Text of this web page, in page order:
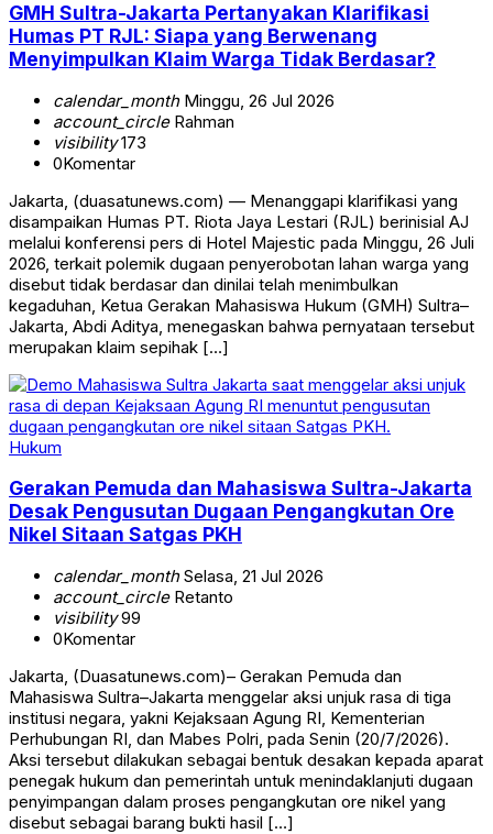
GMH Sultra-Jakarta Pertanyakan Klarifikasi
Humas PT RJL: Siapa yang Berwenang
Menyimpulkan Klaim Warga Tidak Berdasar?
calendar_monthMinggu, 26 Jul 2026
account_circleRahman
visibility173
0Komentar
Jakarta, (duasatunews.com) — Menanggapi klarifikasi yang
disampaikan Humas PT. Riota Jaya Lestari (RJL) berinisial AJ
melalui konferensi pers di Hotel Majestic pada Minggu, 26 Juli
2026, terkait polemik dugaan penyerobotan lahan warga yang
disebut tidak berdasar dan dinilai telah menimbulkan
kegaduhan, Ketua Gerakan Mahasiswa Hukum (GMH) Sultra–
Jakarta, Abdi Aditya, menegaskan bahwa pernyataan tersebut
merupakan klaim sepihak […]
Hukum
Gerakan Pemuda dan Mahasiswa Sultra-Jakarta
Desak Pengusutan Dugaan Pengangkutan Ore
Nikel Sitaan Satgas PKH
calendar_monthSelasa, 21 Jul 2026
account_circleRetanto
visibility99
0Komentar
Jakarta, (Duasatunews.com)– Gerakan Pemuda dan
Mahasiswa Sultra–Jakarta menggelar aksi unjuk rasa di tiga
institusi negara, yakni Kejaksaan Agung RI, Kementerian
Perhubungan RI, dan Mabes Polri, pada Senin (20/7/2026).
Aksi tersebut dilakukan sebagai bentuk desakan kepada aparat
penegak hukum dan pemerintah untuk menindaklanjuti dugaan
penyimpangan dalam proses pengangkutan ore nikel yang
disebut sebagai barang bukti hasil […]